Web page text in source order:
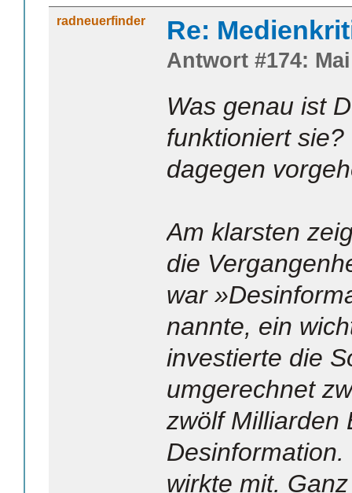
radneuerfinder Re:
Antwort #174:
Was genau ist
funktioniert
dagegen
Am klarsten
die
war
nannte, ein
investierte die
umgerechnet
zwölf Milliarden
wirkte mit.